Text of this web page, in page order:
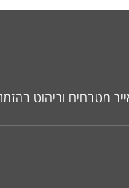
מטבחים וריהוט